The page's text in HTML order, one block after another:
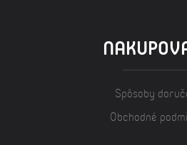
Spôsoby
Obchodné